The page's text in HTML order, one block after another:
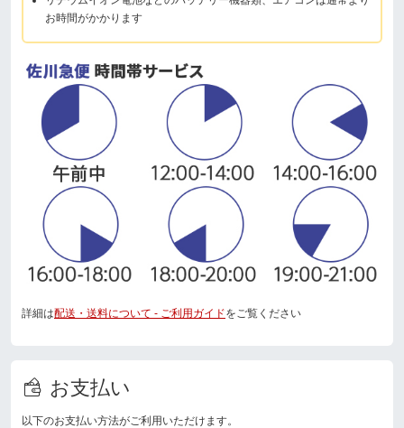
お時間がかかります
詳細は配送・送料について - ご利用ガイドをご覧ください
お支払い
以下のお支払い方法がご利用いただけます。